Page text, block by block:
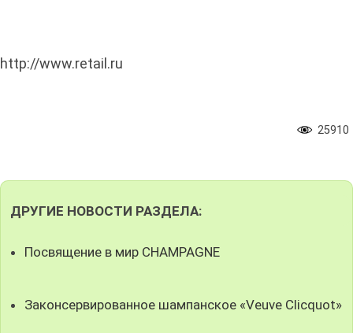
http://www.retail.ru
25910
ДРУГИЕ НОВОСТИ РАЗДЕЛА:
Посвящение в мир CHAMPAGNE
Законсервированное шампанское «Veuve Clicquot»